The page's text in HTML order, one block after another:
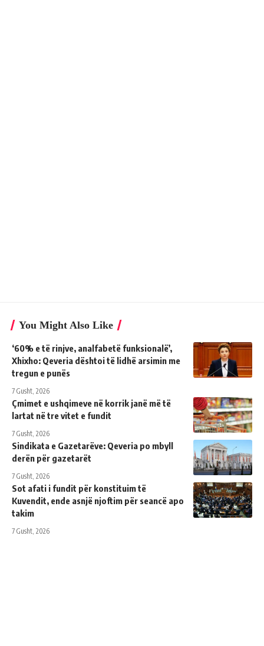
You Might Also Like
‘60% e të rinjve, analfabetë funksionalë’,
Xhixho: Qeveria dështoi të lidhë arsimin me
tregun e punës
7 Gusht, 2026
Çmimet e ushqimeve në korrik janë më të
lartat në tre vitet e fundit
7 Gusht, 2026
Sindikata e Gazetarëve: Qeveria po mbyll
derën për gazetarët
7 Gusht, 2026
Sot afati i fundit për konstituim të
Kuvendit, ende asnjë njoftim për seancë apo
takim
7 Gusht, 2026